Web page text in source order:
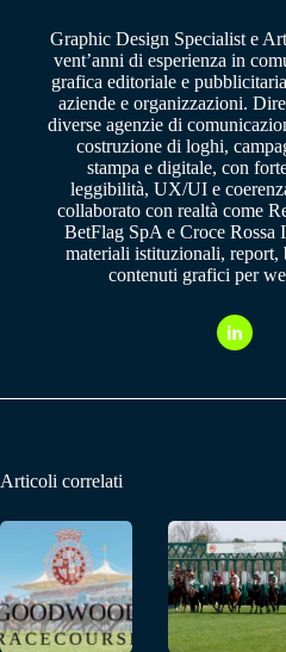
Graphic Design Specialist e
vent’anni di esperienza in
grafica editoriale e
aziende e organizzazioni.
diverse agenzie di
costruzione di loghi,
stampa e digitale, con
leggibilità, UX/UI e
collaborato con realtà come
BetFlag SpA e Croce Rossa
materiali istituzionali,
contenuti grafici per
Articoli correlati